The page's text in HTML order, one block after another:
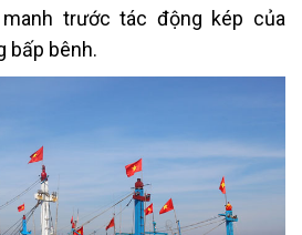
trước tác động kép của
bấp bênh.